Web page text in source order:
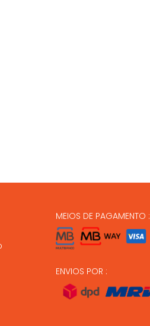
MEIOS DE PAGAMENTO :
ENVIOS POR :